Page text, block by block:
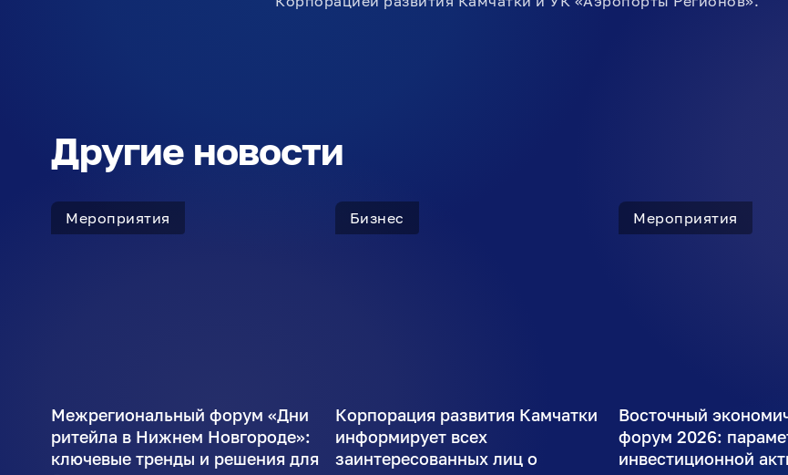
Другие новости
Мероприятия
Межрегиональный форум «Дни
ритейла в Нижнем Новгороде»:
ключевые тренды и решения для
Бизнес
Корпорация развития Камчатки
информирует всех
заинтересованных лиц о
Мероприятия
Восточный
форум 2026:
инвестиционной